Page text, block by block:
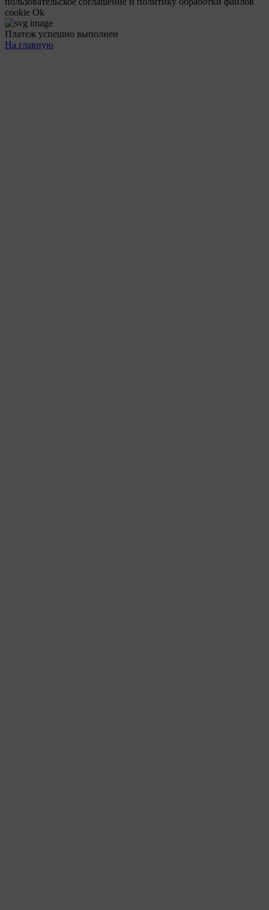
cookie Ok
Платеж успешно выполнен
На главную